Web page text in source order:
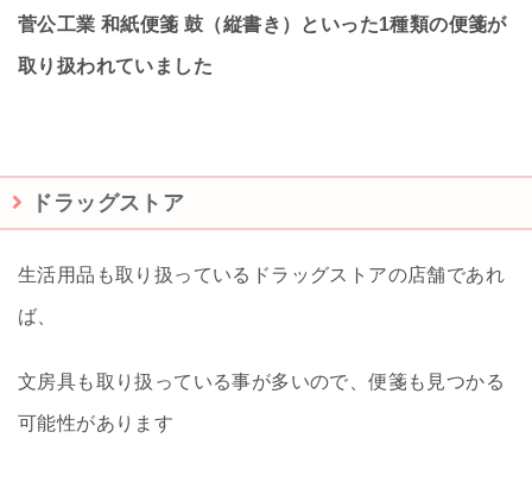
菅公工業 和紙便箋 鼓（縦書き）といった1種類の便箋が
取り扱われていました
ドラッグストア
生活用品も取り扱っているドラッグストアの店舗であれ
ば、
文房具も取り扱っている事が多いので、便箋も見つかる
可能性があります